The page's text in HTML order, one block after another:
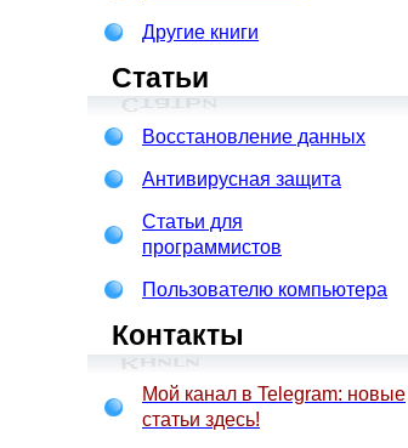
Другие книги
Статьи
Восстановление данных
Антивирусная защита
Статьи для
программистов
Пользователю компьютера
Контакты
Мой канал в Telegram: новые
статьи здесь!